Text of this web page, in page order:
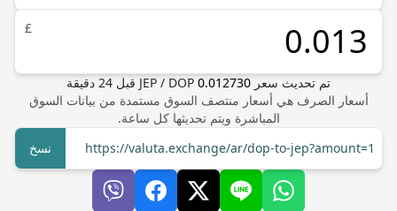
£
تم تحديث سعر JEP / DOP 0.012730 قبل 24 دقيقة
أسعار الصرف هي أسعار منتصف السوق مستمدة من بيانات السوق
المباشرة ويتم تحديثها كل ساعة.
https://valuta.exchange/ar/dop-to-jep?amount=1
نسخ